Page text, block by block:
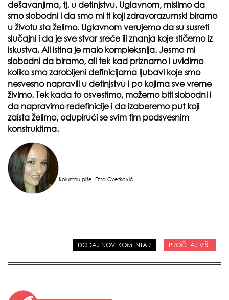
dešavanjima, tj. u detinjstvu. Uglavnom, mislimo da
smo slobodni i da smo mi ti koji zdravorazumski biramo
u životu sta želimo. Uglavnom verujemo da su susreti
slučajni i da je sve stvar sreće ili znanja koje stičemo iz
iskustva. Ali istina je malo kompleksnija. Jesmo mi
slobodni da biramo, ali tek kad priznamo i uvidimo
koliko smo zarobljeni definicijama ljubavi koje smo
nesvesno napravili u detinjstvu i po kojima sve vreme
živimo. Tek kada to osvestimo, možemo biti slobodni i
da napravimo redefinicije i da izaberemo put koji
zaista želimo, odupirući se svim tim podsvesnim
konstruktima.
Kolumnu piše: Ema Cvetković
DODAJ NOVI KOMENTAR PROČITAJ VIŠE